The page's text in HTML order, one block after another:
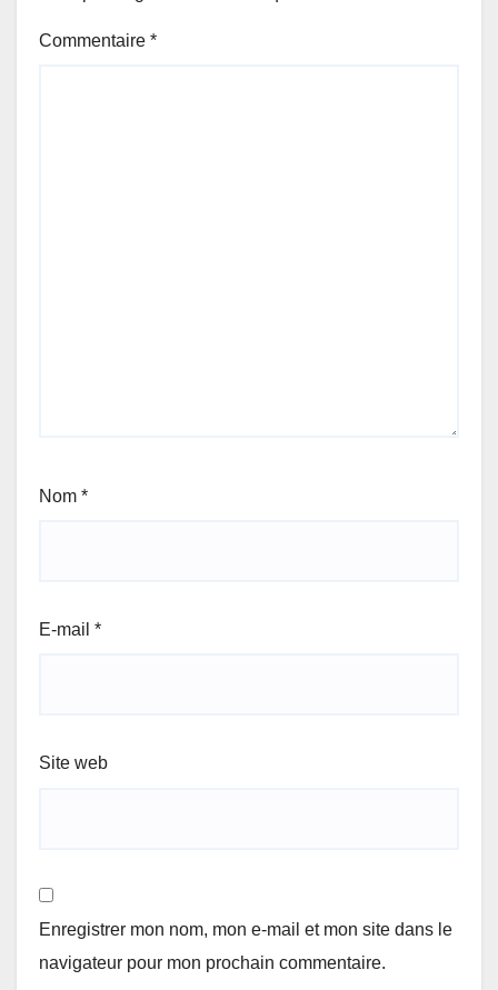
Commentaire *
Nom *
E-mail *
Site web
Enregistrer mon nom, mon e-mail et mon site dans le
navigateur pour mon prochain commentaire.